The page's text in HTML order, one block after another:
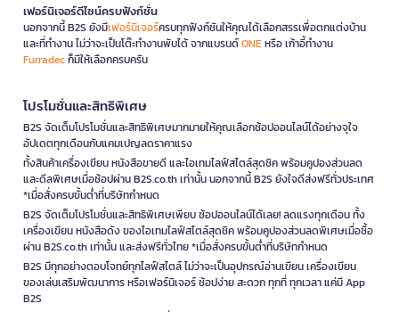
เฟอร์นิเจอร์ดีไซน์ครบฟังก์ชั่น
นอกจากนี้ B2S ยังมีเฟอร์นิเจอร์ครบทุกฟังก์ชันให้คุณได้เลือกสรรเพื่อตกแต่งบ้าน
และที่ทำงาน ไม่ว่าจะเป็นโต๊ะทำงานพับได้ จากแบรนด์ONEหรือ เก้าอี้ทำงาน
Furradecก็มีให้เลือกครบครัน
โปรโมชั่นและสิทธิพิเศษ
B2S จัดเต็มโปรโมชั่นและสิทธิพิเศษมากมายให้คุณเลือกช้อปออนไลน์ได้อย่างจุใจ
อัปเดตทุกเดือนกับแคมเปญลดราคาแรง
ทั้งสินค้าเครื่องเขียน หนังสือขายดี และไอเทมไลฟ์สไตล์สุดชิค พร้อมคูปองส่วนลด
และดีลพิเศษเมื่อช้อปผ่าน B2S.co.th เท่านั้น นอกจากนี้ B2S ยังใจดีส่งฟรีทั่วประเทศ
*เมื่อสั่งครบขั้นต่ำที่บริษัทกำหนด
B2S จัดเต็มโปรโมชั่นและสิทธิพิเศษเพียบ ช้อปออนไลน์ได้เลย! ลดแรงทุกเดือน ทั้ง
เครื่องเขียน หนังสือดัง ของไอเทมไลฟ์สไตล์สุดชิค พร้อมคูปองส่วนลดพิเศษเมื่อซื้อ
ผ่าน B2S.co.th เท่านั้น และส่งฟรีทั่วไทย *เมื่อสั่งครบขั้นต่ำที่บริษัทกำหนด
B2S มีทุกอย่างตอบโจทย์ทุกไลฟ์สไตล์ ไม่ว่าจะเป็นอุปกรณ์อ่านเขียน เครื่องเขียน
ของเล่นเสริมพัฒนาการ หรือเฟอร์นิเจอร์ ช้อปง่าย สะดวก ทุกที่ ทุกเวลา แค่มี App
B2S